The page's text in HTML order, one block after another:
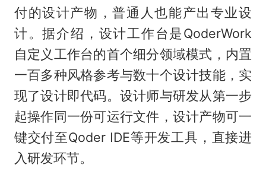
付的设计产物，普通人也能产出专业设
计。据介绍，设计工作台是QoderWork
自定义工作台的首个细分领域模式，内置
一百多种风格参考与数十个设计技能，实
现了设计即代码。设计师与研发从第一步
起操作同一份可运行文件，设计产物可一
键交付至Qoder IDE等开发工具，直接进
入研发环节。